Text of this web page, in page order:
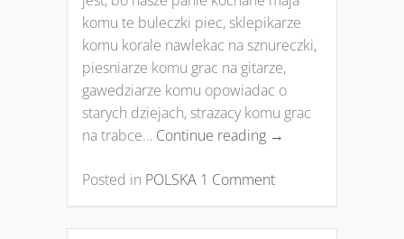
komu te buleczki piec, sklepikarze
komu korale nawlekac na sznureczki,
piesniarze komu grac na gitarze,
gawedziarze komu opowiadac o
starych dziejach, strazacy komu grac
na trabce… Continue reading →
Posted in POLSKA 1 Comment